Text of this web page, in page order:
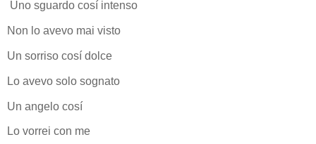
Uno sguardo cosí intenso
Non lo avevo mai visto
Un sorriso cosí dolce
Lo avevo solo sognato
Un angelo cosí
Lo vorrei con me